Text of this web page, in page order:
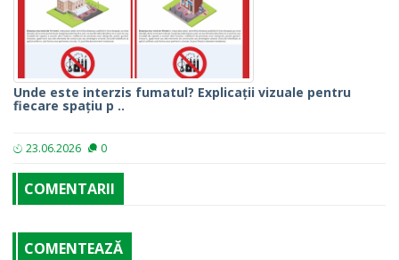
Unde este interzis fumatul? Explicații vizuale pentru
fiecare spațiu p ..
23.06.2026 0
COMENTARII
COMENTEAZĂ